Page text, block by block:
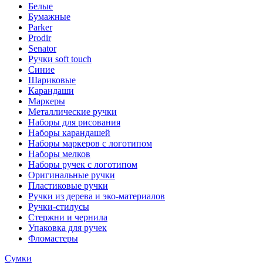
Белые
Бумажные
Parker
Prodir
Senator
Ручки soft touch
Синие
Шариковые
Карандаши
Маркеры
Металлические ручки
Наборы для рисования
Наборы карандашей
Наборы маркеров с логотипом
Наборы мелков
Наборы ручек с логотипом
Оригинальные ручки
Пластиковые ручки
Ручки из дерева и эко-материалов
Ручки-стилусы
Стержни и чернила
Упаковка для ручек
Фломастеры
Сумки